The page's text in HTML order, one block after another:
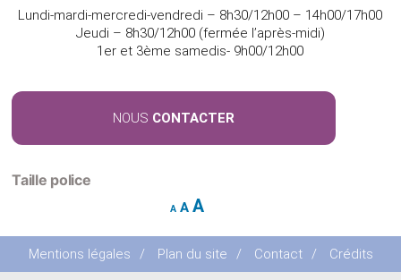
Lundi-mardi-mercredi-vendredi – 8h30/12h00 – 14h00/17h00
Jeudi – 8h30/12h00 (fermée l’après-midi)
1er et 3ème samedis- 9h00/12h00
NOUS CONTACTER
Taille police
ADecrease
AReset
size.
AIncrease
size.
Mentions légales / Plan du site / Contact / Crédits